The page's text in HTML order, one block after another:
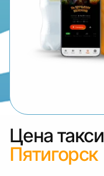
Цена такси
Пятигорск